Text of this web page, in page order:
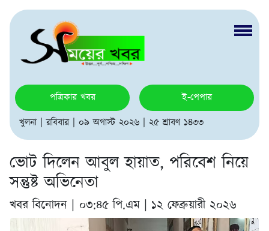
পত্রিকার খবর
ই-পেপার
খুলনা | রবিবার | ০৯ অগাস্ট ২০২৬ | ২৫ শ্রাবণ ১৪৩৩
ভোট দিলেন আবুল হায়াত, পরিবেশ নিয়ে
সন্তুষ্ট অভিনেতা
খবর বিনোদন | ০৩:৪৫ পি.এম | ১২ ফেব্রুয়ারী ২০২৬